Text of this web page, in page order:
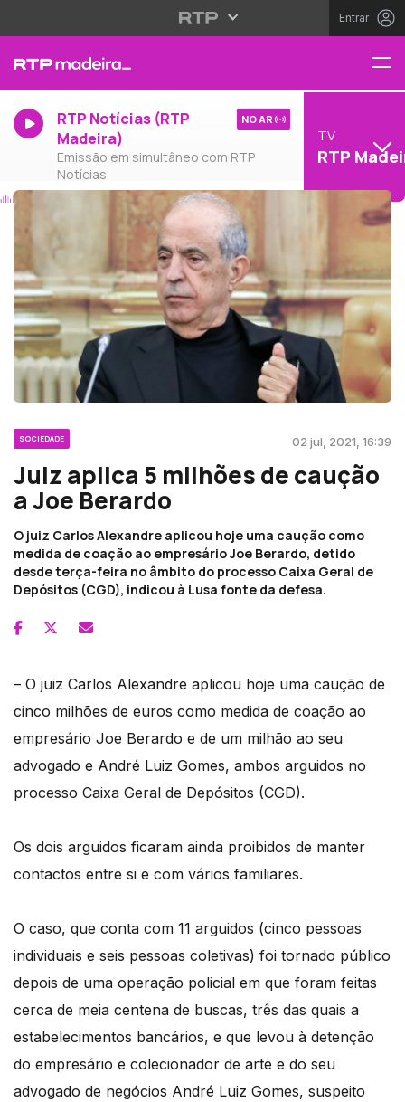
Entrar
RTP Notícias (RTP
Madeira)
Emissão em simultâneo com RTP
Notícias
NO AR
TV
RTP
SOCIEDADE 02 jul, 2021, 16:39
Juiz aplica 5 milhões de caução
a Joe Berardo
O juiz Carlos Alexandre aplicou hoje uma caução como
medida de coação ao empresário Joe Berardo, detido
desde terça-feira no âmbito do processo Caixa Geral de
Depósitos (CGD), indicou à Lusa fonte da defesa.
– O juiz Carlos Alexandre aplicou hoje uma caução de
cinco milhões de euros como medida de coação ao
empresário Joe Berardo e de um milhão ao seu
advogado e André Luiz Gomes, ambos arguidos no
processo Caixa Geral de Depósitos (CGD).
Os dois arguidos ficaram ainda proibidos de manter
contactos entre si e com vários familiares.
O caso, que conta com 11 arguidos (cinco pessoas
individuais e seis pessoas coletivas) foi tornado público
depois de uma operação policial em que foram feitas
cerca de meia centena de buscas, três das quais a
estabelecimentos bancários, e que levou à detenção
do empresário e colecionador de arte e do seu
advogado de negócios André Luiz Gomes, suspeito